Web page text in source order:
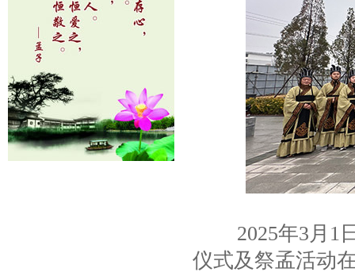
2025年3月1日
仪式及祭孟活动